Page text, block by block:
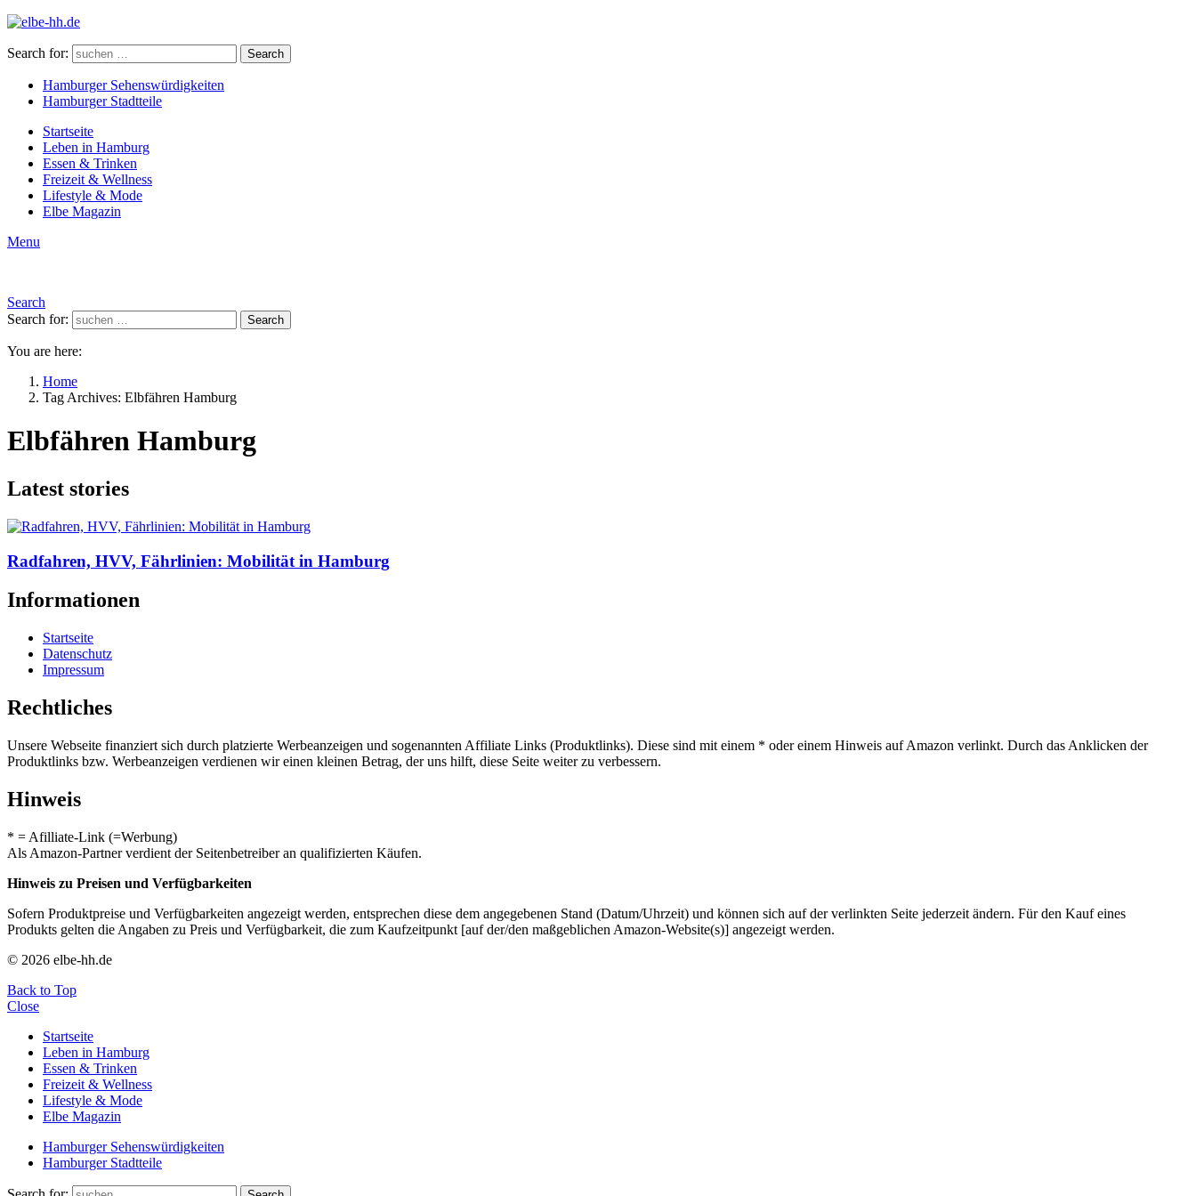
Search for: Search
Hamburger Sehenswürdigkeiten
Hamburger Stadtteile
Startseite
Leben in Hamburg
Essen & Trinken
Freizeit & Wellness
Lifestyle & Mode
Elbe Magazin
Menu
Search
Search for:
Search
You are here:
Home
Tag Archives: Elbfähren Hamburg
Elbfähren Hamburg
Latest stories
Radfahren, HVV, Fährlinien: Mobilität in Hamburg
Informationen
Startseite
Datenschutz
Impressum
Rechtliches
Unsere Webseite finanziert sich durch platzierte Werbeanzeigen und sogenannten Affiliate Links (Produktlinks). Diese sind mit einem * oder einem Hinweis auf Amazon verlinkt. Durch das Anklicken der
Produktlinks bzw. Werbeanzeigen verdienen wir einen kleinen Betrag, der uns hilft, diese Seite weiter zu verbessern.
Hinweis
* = Afilliate-Link (=Werbung)
Als Amazon-Partner verdient der Seitenbetreiber an qualifizierten Käufen.
Hinweis zu Preisen und Verfügbarkeiten
Sofern Produktpreise und Verfügbarkeiten angezeigt werden, entsprechen diese dem angegebenen Stand (Datum/Uhrzeit) und können sich auf der verlinkten Seite jederzeit ändern. Für den Kauf eines
Produkts gelten die Angaben zu Preis und Verfügbarkeit, die zum Kaufzeitpunkt [auf der/den maßgeblichen Amazon-Website(s)] angezeigt werden.
© 2026 elbe-hh.de
Back to Top
Close
Startseite
Leben in Hamburg
Essen & Trinken
Freizeit & Wellness
Lifestyle & Mode
Elbe Magazin
Hamburger Sehenswürdigkeiten
Hamburger Stadtteile